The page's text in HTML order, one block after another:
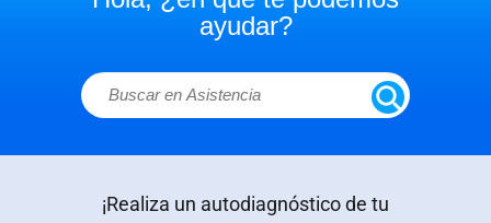
Portabilidad
ayudar?
¡Realiza un autodiagnóstico de tu